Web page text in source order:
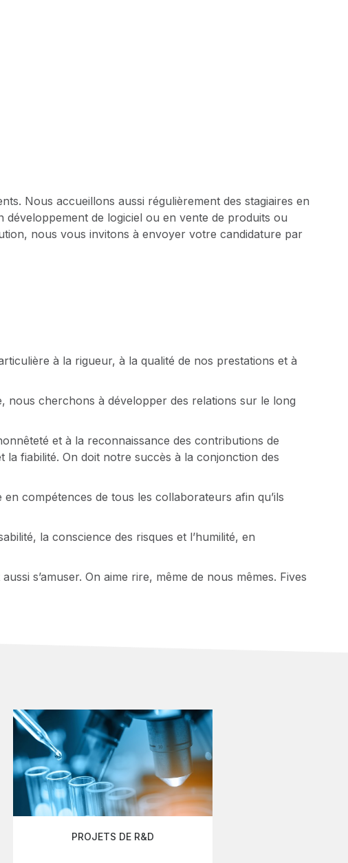
Nous accueillons aussi régulièrement des stagiaires en
de logiciel ou en vente de produits ou
nous vous invitons à envoyer votre candidature par
à la rigueur, à la qualité de nos prestations et à
nous cherchons à développer des relations sur le long
et à la reconnaissance des contributions de
fiabilité. On doit notre succès à la conjonction des
compétences de tous les collaborateurs afin qu’ils
la conscience des risques et l’humilité, en
s’amuser. On aime rire, même de nous mêmes. Fives
PROJETS DE R&D